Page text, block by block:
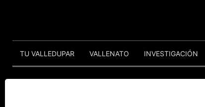
TU VALLEDUPAR VALLENATO INVESTIGACIÓN